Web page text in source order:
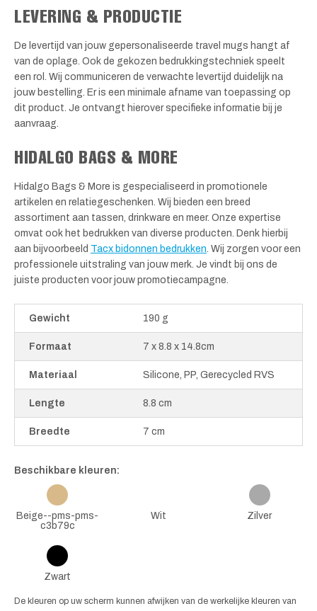
LEVERING & PRODUCTIE
De levertijd van jouw gepersonaliseerde travel mugs hangt af
van de oplage. Ook de gekozen bedrukkingstechniek speelt
een rol. Wij communiceren de verwachte levertijd duidelijk na
jouw bestelling. Er is een minimale afname van toepassing op
dit product. Je ontvangt hierover specifieke informatie bij je
aanvraag.
HIDALGO BAGS & MORE
Hidalgo Bags & More is gespecialiseerd in promotionele
artikelen en relatiegeschenken. Wij bieden een breed
assortiment aan tassen, drinkware en meer. Onze expertise
omvat ook het bedrukken van diverse producten. Denk hierbij
aan bijvoorbeeld Tacx bidonnen bedrukken . Wij zorgen voor een
professionele uitstraling van jouw merk. Je vindt bij ons de
juiste producten voor jouw promotiecampagne.
Gewicht 190 g
Formaat 7 x 8.8 x 14.8cm
Materiaal Silicone, PP, Gerecycled RVS
Lengte 8.8 cm
Breedte 7 cm
Beschikbare kleuren:
Beige--pms-pms-
c3b79c
Wit Zilver
Zwart
De kleuren op uw scherm kunnen afwijken van de werkelijke kleuren van